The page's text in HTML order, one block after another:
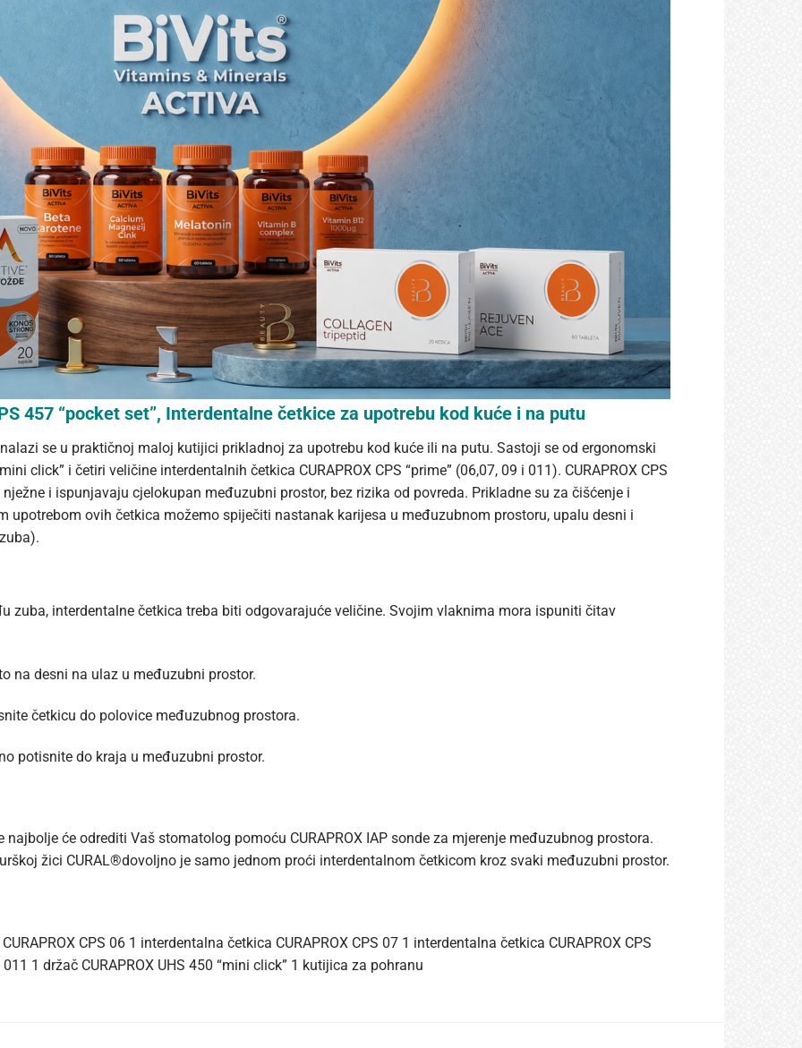
457 “pocket set”, Interdentalne četkice za upotrebu kod kuće i na putu
nalazi se u praktičnoj maloj kutijici prikladnoj za upotrebu kod kuće ili na putu. Sastoji se od ergonomski
click” i četiri veličine interdentalnih četkica CURAPROX CPS “prime” (06,07, 09 i 011). CURAPROX CPS
i ispunjavaju cjelokupan međuzubni prostor, bez rizika od povreda. Prikladne su za čišćenje i
upotrebom ovih četkica možemo spiječiti nastanak karijesa u međuzubnom prostoru, upalu desni i
zuba, interdentalne četkica treba biti odgovarajuće veličine. Svojim vlaknima mora ispuniti čitav
na desni na ulaz u međuzubni prostor.
četkicu do polovice međuzubnog prostora.
potisnite do kraja u međuzubni prostor.
će odrediti Vaš stomatolog pomoću CURAPROX IAP sonde za mjerenje međuzubnog prostora.
žici CURAL®dovoljno je samo jednom proći interdentalnom četkicom kroz svaki međuzubni prostor.
CPS 06 1 interdentalna četkica CURAPROX CPS 07 1 interdentalna četkica CURAPROX CPS
1 držač CURAPROX UHS 450 “mini click” 1 kutijica za pohranu